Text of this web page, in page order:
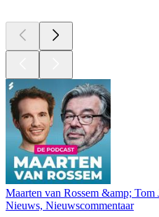
Maarten van Rossem &amp; Tom
Nieuws, Nieuwscommentaar